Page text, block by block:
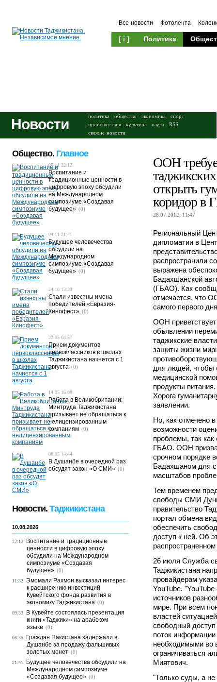
Все новости Фотолента
[ i ] Политика
Новости политика общество экономика
спорт
происшествия
культура наука
RSS
свежие новости
ООН
открыть
коридор в
28.07.2012, 11:47
Региональный
дипломатии в
распространили
выражена
Бадахшанской
(ГБАО). Как
отмечается, что
самого первого
ООН
объявлении
таджикские
защиты жизни
для людей, чтобы
медицинской
продукты
Хорога
заявлении.
Но, как отмечено
возможности
проблемы, так как
ГБАО. ООН
срочном порядке
Бадахшаном для
масштабов
Тем временем
свободы СМИ
правительство
портал обмена
обеспечить
доступ к ней. Об
26 июля Служба
Таджикистана
провайдерам
YouTube.
источников
мире. При всем
властей
свободный
поток
необходимыми во
ограничиваться
Миятович.
"Только суды, а
Общество. Главное
05.11 22:12
Воспитание и
традиционные ценности в
цифровую эпоху обсудили
на Международном
симпозиуме «Создавая
будущее» (0)
04.11 21:41
Будущее человечества
обсудили на
Международном
симпозиуме «Создавая
будущее» (0)
24.10 13:33
Стали известны имена
победителей «Евразия-
Кинофест» (0)
22.05 08:57
Прием документов
первоклассников в школах
Таджикистана начнется с 1
августа (0)
14.05 16:08
Работа в Великобритании:
Минтруда Таджикистана
призывает не обращаться к
нелицензированным
компаниям (0)
08.05 14:44
В Душанбе в очередной раз
обсудят закон «О СМИ» (0)
Новости. Таджикистана
10.08.2026
22:12
Воспитание и традиционные
ценности в цифровую эпоху
обсудили на Международном
симпозиуме «Создавая
будущее» (0)
11:32 Эмомали Рахмон высказал интерес
к расширению инвестиций
Кувейтского фонда развития в
экономику Таджикистана (0)
09:33
В Кувейте состоялась презентация
книги «Таджики» на арабском
языке (0)
08:35
Граждан Пакистана задержали в
Душанбе за продажу фальшивых
золотых монет (0)
21:41
Будущее человечества обсудили на
Международном симпозиуме
«Создавая будущее» (0)